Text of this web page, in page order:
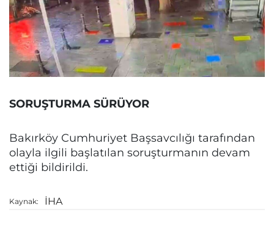
SORUŞTURMA SÜRÜYOR
Bakırköy Cumhuriyet Başsavcılığı tarafından
olayla ilgili başlatılan soruşturmanın devam
ettiği bildirildi.
Kaynak: İHA